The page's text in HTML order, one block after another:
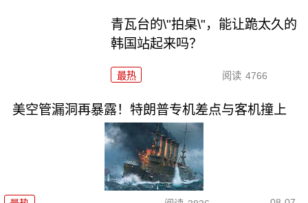
青瓦台的\"拍桌\"，能让跪太久的
韩国站起来吗？
最热 阅读 4766
美空管漏洞再暴露！特朗普专机差点与客机撞上